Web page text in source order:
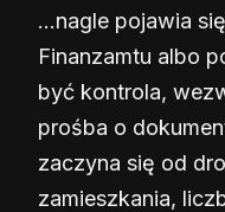
…nagle pojawia
Finanzamtu albo
być kontrola,
prośba o
zaczyna się od
zamieszkania,